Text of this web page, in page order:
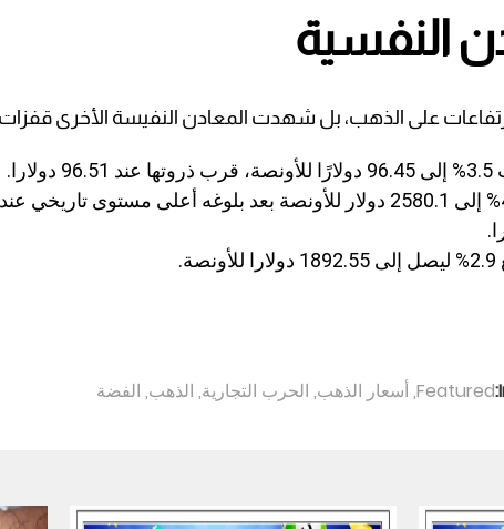
النفسية
على الذهب، بل شهدت المعادن النفيسة الأخرى
البلاتين صعد 4% إلى 2580.1 دولار للأونصة بعد بلوغه أعلى مستوى تاريخي عند
Featured
,أسعار الذهب, الحرب التجارية, الذهب, الفضة